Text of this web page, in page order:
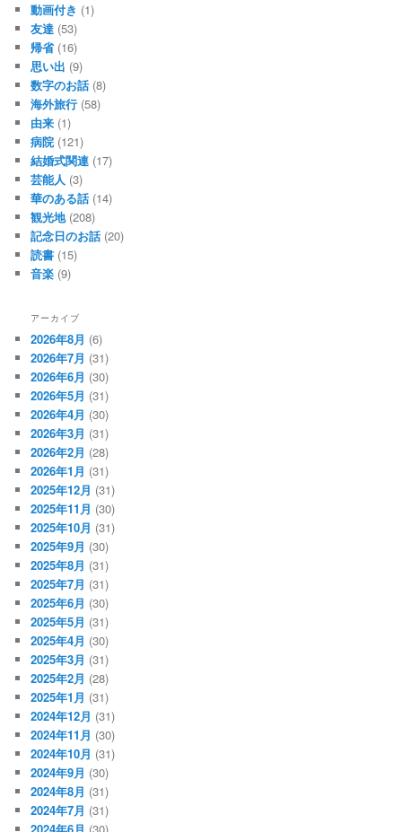
動画付き (1)
友達 (53)
帰省(16)
思い出 (9)
数字のお話 (8)
海外旅行 (58)
由来 (1)
病院 (121)
結婚式関連 (17)
芸能人 (3)
華のある話 (14)
観光地(208)
記念日のお話 (20)
読書 (15)
音楽 (9)
アーカイブ
2026年8月 (6)
2026年7月 (31)
2026年6月 (30)
2026年5月 (31)
2026年4月 (30)
2026年3月 (31)
2026年2月 (28)
2026年1月 (31)
2025年12月 (31)
2025年11月 (30)
2025年10月 (31)
2025年9月 (30)
2025年8月 (31)
2025年7月 (31)
2025年6月 (30)
2025年5月 (31)
2025年4月 (30)
2025年3月 (31)
2025年2月 (28)
2025年1月 (31)
2024年12月 (31)
2024年11月 (30)
2024年10月 (31)
2024年9月 (30)
2024年8月 (31)
2024年7月 (31)